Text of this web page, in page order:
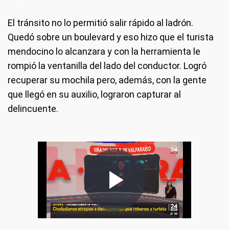
El tránsito no lo permitió salir rápido al ladrón.
Quedó sobre un boulevard y eso hizo que el turista
mendocino lo alcanzara y con la herramienta le
rompió la ventanilla del lado del conductor. Logró
recuperar su mochila pero, además, con la gente
que llegó en su auxilio, lograron capturar al
delincuente.